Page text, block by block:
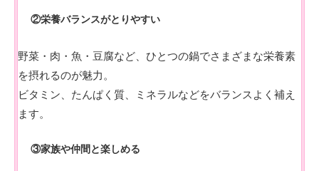
②栄養バランスがとりやすい
野菜・肉・魚・豆腐など、ひとつの鍋でさまざまな栄養素
を摂れるのが魅力。
ビタミン、たんぱく質、ミネラルなどをバランスよく補え
ます。
③家族や仲間と楽しめる